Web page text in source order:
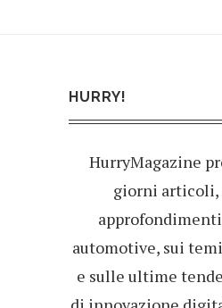
HURRY!
HurryMagazine
giorni articoli,
automotive, sui
e sulle ultime